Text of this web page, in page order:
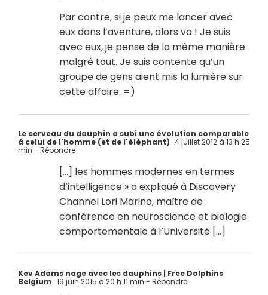
Par contre, si je peux me lancer avec
eux dans l’aventure, alors va ! Je suis
avec eux, je pense de la même manière
malgré tout. Je suis contente qu’un
groupe de gens aient mis la lumière sur
cette affaire. =)
Le cerveau du dauphin a subi une évolution comparable
à celui de l'homme (et de l'éléphant) 4 juillet 2012 à 13 h 25
min - Répondre
[…] les hommes modernes en termes
d’intelligence » a expliqué à Discovery
Channel Lori Marino, maître de
conférence en neuroscience et biologie
comportementale à l’Université […]
Kev Adams nage avec les dauphins | Free Dolphins
Belgium 19 juin 2015 à 20 h 11 min - Répondre